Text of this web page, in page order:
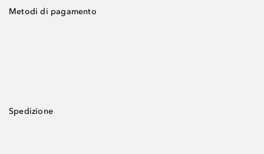
Metodi di pagamento
Spedizione